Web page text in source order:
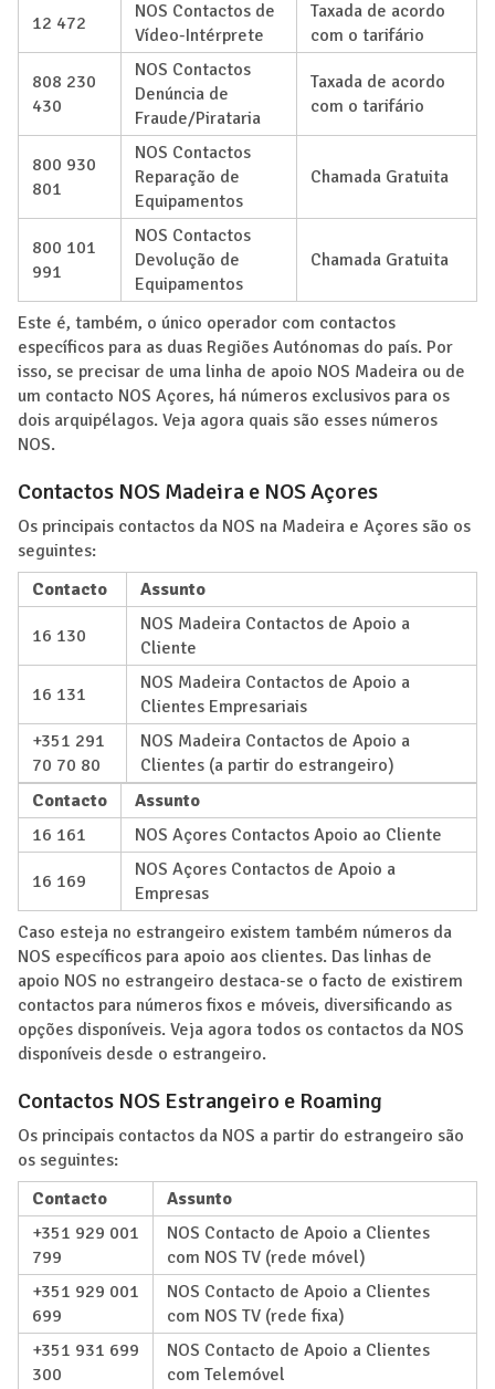
12 472
NOS Contactos de
Vídeo-Intérprete
Taxada de acordo
com o tarifário
808 230
430
NOS Contactos
Denúncia de
Fraude/Pirataria
Taxada de acordo
com o tarifário
800 930
801
NOS Contactos
Reparação de
Equipamentos
Chamada Gratuita
800 101
991
NOS Contactos
Devolução de
Equipamentos
Chamada Gratuita
Este é, também, o único operador com contactos
específicos para as duas Regiões Autónomas do país. Por
isso, se precisar de uma linha de apoio NOS Madeira ou de
um contacto NOS Açores, há números exclusivos para os
dois arquipélagos. Veja agora quais são esses números
NOS.
Contactos NOS Madeira e NOS Açores
Os principais contactos da NOS na Madeira e Açores são os
seguintes:
Contacto
Assunto
16 130
NOS Madeira Contactos de Apoio a
Cliente
16 131
NOS Madeira Contactos de Apoio a
Clientes Empresariais
+351 291
70 70 80
NOS Madeira Contactos de Apoio a
Clientes (a partir do estrangeiro)
Contacto
Assunto
16 161
NOS Açores Contactos Apoio ao Cliente
16 169
NOS Açores Contactos de Apoio a
Empresas
Caso esteja no estrangeiro existem também números da
NOS específicos para apoio aos clientes. Das linhas de
apoio NOS no estrangeiro destaca-se o facto de existirem
contactos para números fixos e móveis, diversificando as
opções disponíveis. Veja agora todos os contactos da NOS
disponíveis desde o estrangeiro.
Contactos NOS Estrangeiro e Roaming
Os principais contactos da NOS a partir do estrangeiro são
os seguintes:
Contacto
Assunto
+351 929 001
799
NOS Contacto de Apoio a Clientes
com NOS TV (rede móvel)
+351 929 001
699
NOS Contacto de Apoio a Clientes
com NOS TV (rede fixa)
+351 931 699
300
NOS Contacto de Apoio a Clientes
com Telemóvel